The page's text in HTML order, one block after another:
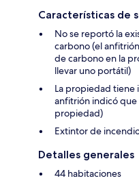
Características de
No se reportó la
carbono (el
de carbono en la
llevar uno portátil)
La propiedad tiene
anfitrión indicó
propiedad)
Extintor de
Detalles generales
44 habitaciones